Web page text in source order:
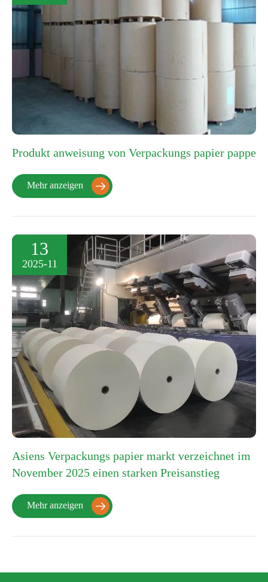
Produkt anweisung von Verpackungs papier pappe
Mehr anzeigen 
13
2025-11
Asiens Verpackungs papier markt verzeichnet im
November 2025 einen starken Preisanstieg
Mehr anzeigen 